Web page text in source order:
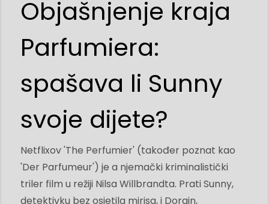
Objašnjenje kraja
Parfumiera:
spašava li Sunny
svoje dijete?
Netflixov 'The Perfumier' (također poznat kao
'Der Parfumeur') je a njemački kriminalistički
triler film u režiji Nilsa Willbrandta. Prati Sunny,
detektivku bez osjetila mirisa, i Dorain,